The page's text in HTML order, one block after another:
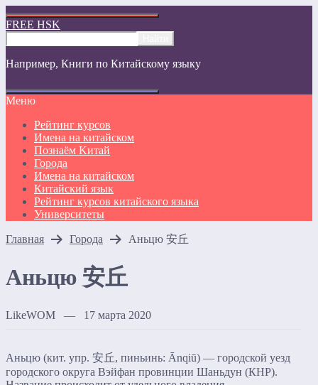
FREE HSK
Например, Книги по Китайскому языку
Меню
Рейтинг курсов
Имена на китайском
Познаём Kитай
Города
Имена на китайском
Китайский язык
Рейтинг курсов китайского языка
Университеты
Главная Города Аньцю 安丘
Аньцю 安丘
LikeWOM — 17 марта 2020
Аньцю (кит. упр. 安丘, пиньинь: Ānqiū) — городской уезд
городского округа Вэйфан провинции Шаньдун (КНР).